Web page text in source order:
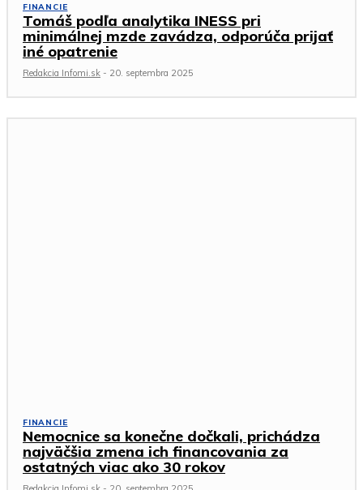
FINANCIE
Tomáš podľa analytika INESS pri
minimálnej mzde zavádza, odporúča prijať
iné opatrenie
Redakcia Infomi.sk - 20. septembra 2025
FINANCIE
Nemocnice sa konečne dočkali, prichádza
najväčšia zmena ich financovania za
ostatných viac ako 30 rokov